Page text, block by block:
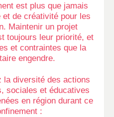
est plus que jamais
de créativité pour les
Maintenir un projet
toujours leur priorité, et
et contraintes que la
engendre.
la diversité des actions
sociales et éducatives
en région durant ce
: